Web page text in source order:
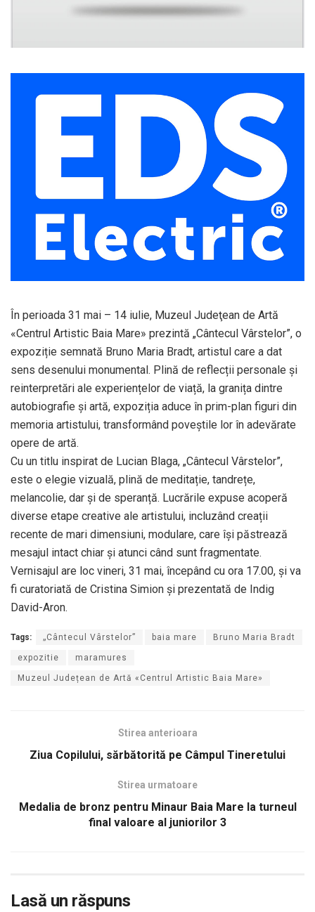
În perioada 31 mai – 14 iulie, Muzeul Judeţean de Artă
«Centrul Artistic Baia Mare» prezintă „Cântecul Vârstelor”, o
expoziție semnată Bruno Maria Bradt, artistul care a dat
sens desenului monumental. Plină de reflecții personale și
reinterpretări ale experiențelor de viață, la granița dintre
autobiografie și artă, expoziția aduce în prim-plan figuri din
memoria artistului, transformând poveștile lor în adevărate
opere de artă.
Cu un titlu inspirat de Lucian Blaga, „Cântecul Vârstelor”,
este o elegie vizuală, plină de meditație, tandrețe,
melancolie, dar și de speranță. Lucrările expuse acoperă
diverse etape creative ale artistului, incluzând creații
recente de mari dimensiuni, modulare, care își păstrează
mesajul intact chiar și atunci când sunt fragmentate.
Vernisajul are loc vineri, 31 mai, începând cu ora 17.00, şi va
fi curatoriată de Cristina Simion și prezentată de Indig
David-Aron.
Tags: „Cântecul Vârstelor” baia mare Bruno Maria Bradt
expozitie maramures
Muzeul Județean de Artă «Centrul Artistic Baia Mare»
Stirea anterioara
Ziua Copilului, sărbătorită pe Câmpul Tineretului
Stirea urmatoare
Medalia de bronz pentru Minaur Baia Mare la turneul
final valoare al juniorilor 3
Lasă un răspuns